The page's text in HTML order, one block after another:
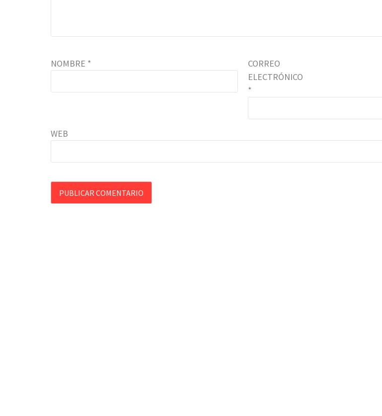
NOMBRE *
CORREO
ELECTRÓNICO
*
WEB